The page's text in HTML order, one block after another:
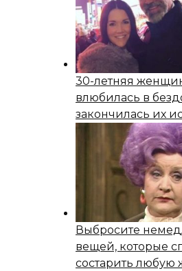
30-летняя
влюбилась в
закончилась их
Выбросите
вещей, которые
состapить